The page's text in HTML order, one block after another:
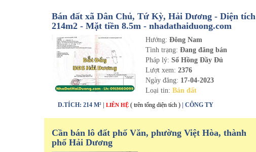
Bán đất xã Dân Chủ, Tứ Kỳ, Hải Dương - Diện tích
214m2 - Mặt tiền 8.5m - nhadathaiduong.com
Hướng:Đông Nam
Tình trạng:Đang đăng bán
Pháp lý: Sổ Hồng Đầy Đủ
Lượt xem:2376
Ngày đăng: 17-04-2023
Loại tin:Bán đất
D.TÍCH: 214 M² | LIÊN HỆ ( trên tổng diện tích ) | CÔNG TY
Cần bán lô đất phố Văn, phường Việt Hòa, thành
phố Hải Dương